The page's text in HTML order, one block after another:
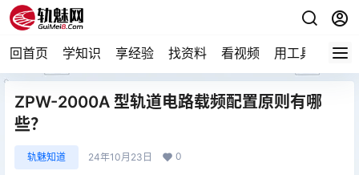
回首页 学知识 享经验 找资料 看视频 用工具 论技
ZPW-2000A 型轨道电路载频配置原则有哪
些？
轨魅知道 24年10月23日 0